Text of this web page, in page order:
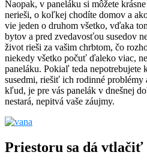
Naopak, v paneláku si môžete
nerieši, o koľkej chodíte domov a
vie jeden o druhom všetko, vďaka
bytov a pred zvedavosťou susedov
život rieši za vašim chrbtom, čo
niekedy všetko počuť ďaleko viac,
paneláku. Pokiaľ teda nepotrebujete
susedmi, riešiť ich rodinné problémy
kľud, je pre vás panelák v dnešnej
nestará, nepitvá vaše záujmy.
Priestoru sa dá vtlačiť